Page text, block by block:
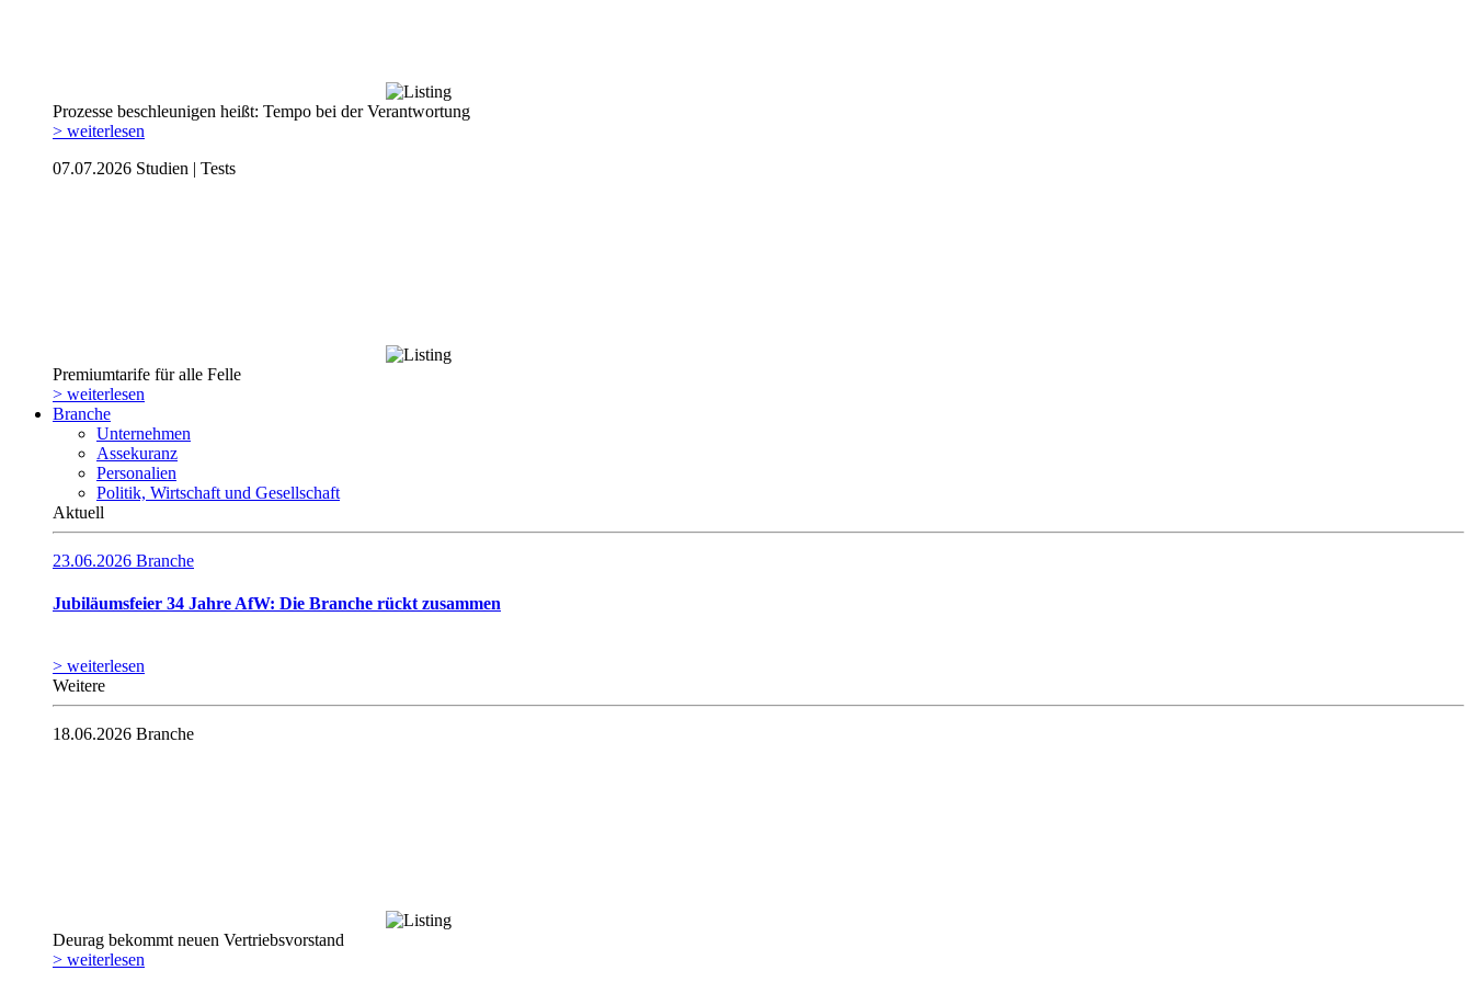
Prozesse beschleunigen heißt: Tempo bei der Verantwortung
> weiterlesen
07.07.2026 Studien | Tests
Premiumtarife für alle Felle
> weiterlesen
Branche
Unternehmen
Assekuranz
Personalien
Politik, Wirtschaft und Gesellschaft
Aktuell
23.06.2026 Branche
Jubiläumsfeier 34 Jahre AfW: Die Branche rückt zusammen
> weiterlesen
Weitere
18.06.2026 Branche
Deurag bekommt neuen Vertriebsvorstand
> weiterlesen